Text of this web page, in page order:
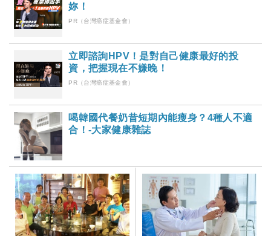
妳！
PR（台灣癌症基金會）
立即諮詢HPV！是對自己健康最好的投
資，把握現在不嫌晚！
PR（台灣癌症基金會）
喝韓國代餐奶昔短期內能瘦身？4種人不適
合！-大家健康雜誌